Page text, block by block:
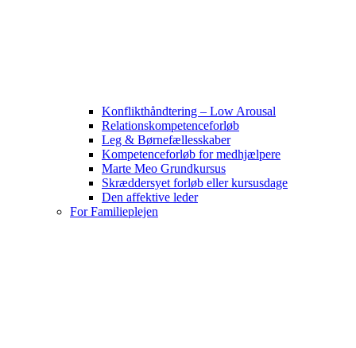
Konflikthåndtering – Low Arousal
Relationskompetenceforløb
Leg & Børnefællesskaber
Kompetenceforløb for medhjælpere
Marte Meo Grundkursus
Skræddersyet forløb eller kursusdage
Den affektive leder
For Familieplejen